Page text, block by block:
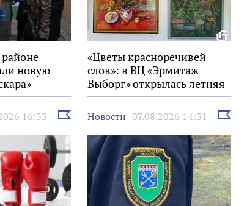
новую
«Цветы красноречивей
слов»: в ВЦ «Эрмитаж-
Выборг» открылась летняя
выставка
16:33
Выбрать
новость
Новости 07.08.2026 14:31
Выбрать